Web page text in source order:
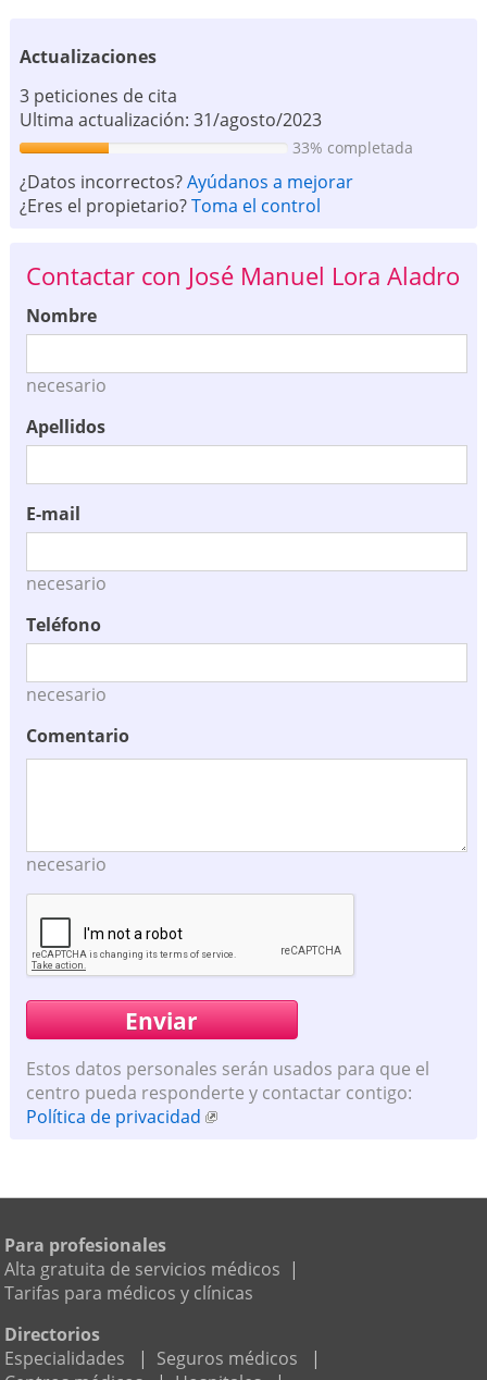
Actualizaciones
3 peticiones de cita
Ultima actualización: 31/agosto/2023
33% completada
¿Datos incorrectos?Ayúdanos a mejorar
¿Eres el propietario?Toma el control
Contactar con José Manuel Lora Aladro
Nombre
necesario
Apellidos
E-mail
necesario
Teléfono
necesario
Comentario
necesario
Estos datos personales serán usados para que el
centro pueda responderte y contactar contigo:
Política de privacidad
Para profesionales
Alta gratuita de servicios médicos |
Tarifas para médicos y clínicas
Directorios
Especialidades
| Seguros médicos
|